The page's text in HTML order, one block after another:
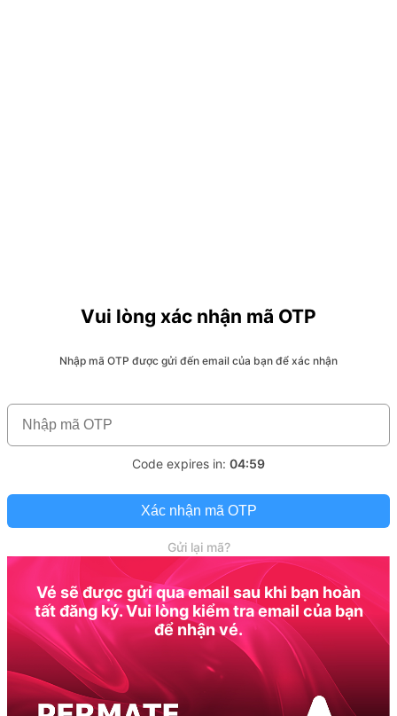
Vui lòng xác nhận mã OTP
Nhập mã OTP được gửi đến email của bạn để xác nhận
Code expires in: 04:59
Xác nhận mã OTP
Gửi lại mã?
Vé sẽ được gửi qua email sau khi bạn hoàn
tất đăng ký. Vui lòng kiểm tra email của bạn
để nhận vé.